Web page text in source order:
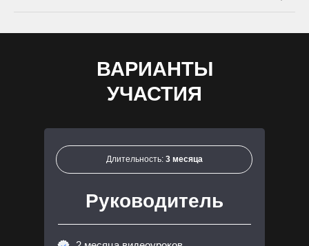
Длительность: 3 месяца
Руководитель
ВАРИАНТЫ
УЧАСТИЯ